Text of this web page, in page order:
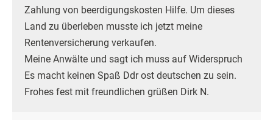
Zahlung von beerdigungskosten Hilfe. Um dieses
Land zu überleben musste ich jetzt meine
Rentenversicherung verkaufen.
Meine Anwälte und sagt ich muss auf Widerspruch
Es macht keinen Spaß Ddr ost deutschen zu sein.
Frohes fest mit freundlichen grüßen Dirk N.